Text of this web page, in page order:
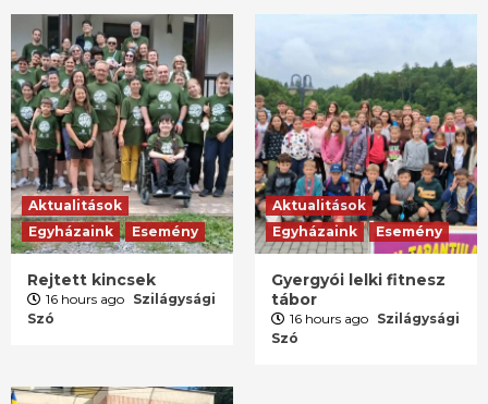
Aktualitások
Egyházaink
Esemény
Rejtett kincsek
16 hours ago Szilágysági
Szó
Aktualitások
Egyházaink
Esemény
Gyergyói lelki fitnesz
tábor
16 hours ago Szilágysági
Szó